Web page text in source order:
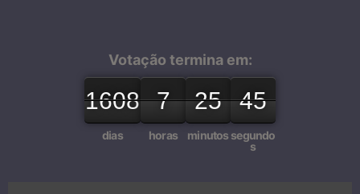
Votação termina em:
1608
1607
1608
dias
7
6
7
horas
25
24
25
minutos
45
44
45
segundo
s